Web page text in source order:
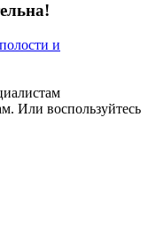
и
Или воспользуйтесь